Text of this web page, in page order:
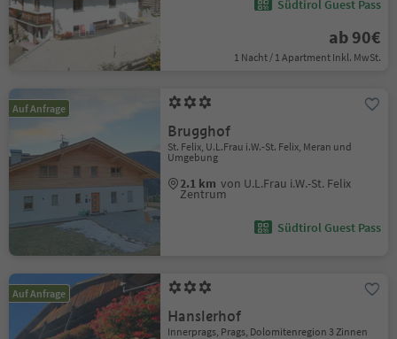
Südtirol Guest Pass
ab 90€
1 Nacht / 1 Apartment Inkl. MwSt.
Auf Anfrage
Brugghof
St. Felix, U.L.Frau i.W.-St. Felix, Meran und
Umgebung
2.1 km von U.L.Frau i.W.-St. Felix
Zentrum
Südtirol Guest Pass
Auf Anfrage
Hanslerhof
Innerprags, Prags, Dolomitenregion 3 Zinnen